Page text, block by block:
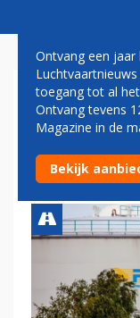
ACTIES
Ontvang een
toegang tot al
Ontvang tevens
Magazine in de
Bekijk